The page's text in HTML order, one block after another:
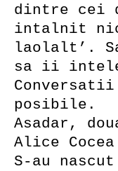
dintre cei
intalnit
laolalt’.
sa ii
posibile.
Asadar,
Alice
S-au